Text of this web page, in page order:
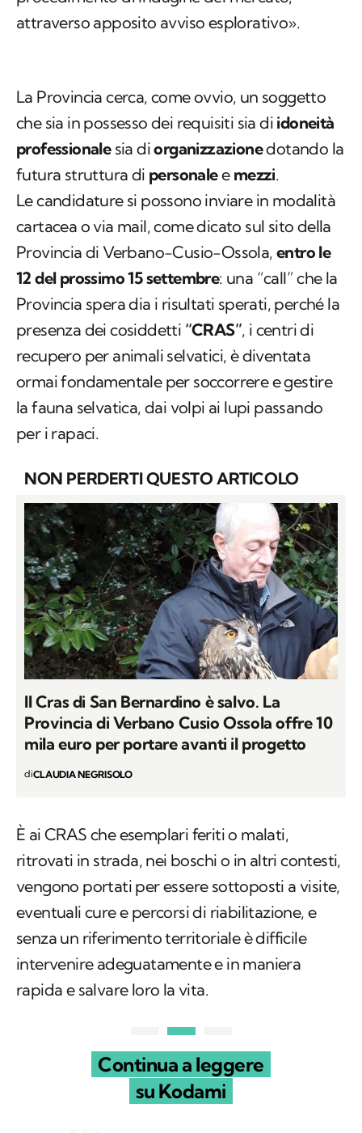
attraverso apposito avviso esplorativo».
La Provincia cerca, come ovvio, un soggetto
che sia in possesso dei requisiti sia di idoneità
professionalesia diorganizzazionedotando la
futura struttura di personalee mezzi.
Le candidature si possono inviare in modalità
cartacea o via mail, come dicato sul sito della
Provincia di Verbano-Cusio-Ossola, entro le
12 del prossimo 15 settembre: una “call” che la
Provincia spera dia i risultati sperati, perché la
presenza dei cosiddetti “CRAS”, i centri di
recupero per animali selvatici, è diventata
ormai fondamentale per soccorrere e gestire
la fauna selvatica, dai volpi ai lupi passando
per i rapaci.
NON PERDERTI QUESTO ARTICOLO
Il Cras di San Bernardino è salvo. La
Provincia di Verbano Cusio Ossola offre 10
mila euro per portare avanti il progetto
diCLAUDIA NEGRISOLO
È ai CRAS che esemplari feriti o malati,
ritrovati in strada, nei boschi o in altri contesti,
vengono portati per essere sottoposti a visite,
eventuali cure e percorsi di riabilitazione, e
senza un riferimento territoriale è difficile
intervenire adeguatamente e in maniera
rapida e salvare loro la vita.
Continua a leggere
su Kodami